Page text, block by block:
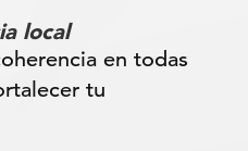
local
en todas
tu